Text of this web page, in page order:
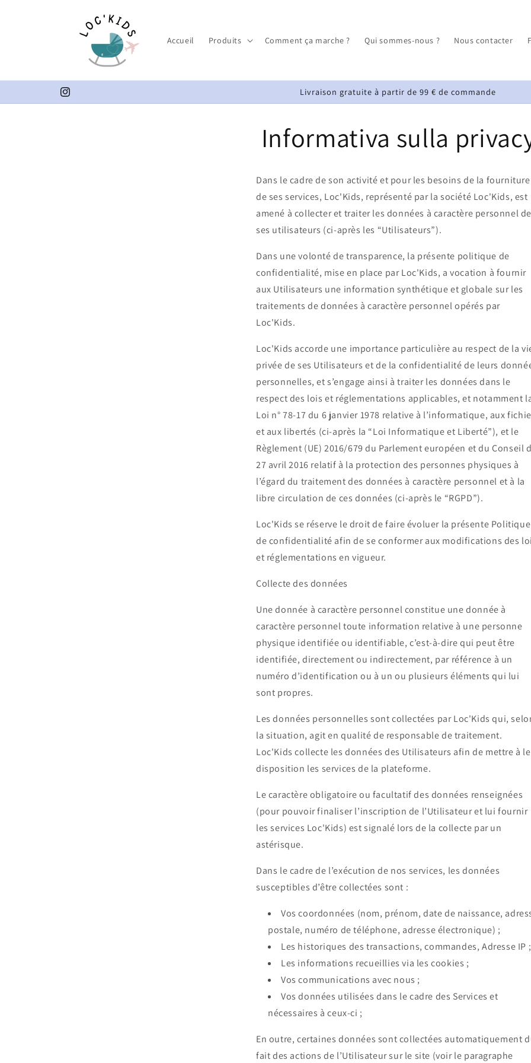
Accueil Produits Comment ça marche ? Qui sommes-nous ? Nous contacter
Instagram
Livraison gratuite à partir de 99 € de commande
Informativa sulla
Dans le cadre de son activité et pour les besoins de la fourniture
de ses services, Loc'Kids, représenté par la société Loc'Kids, est
amené à collecter et traiter les données à caractère personnel de
ses utilisateurs (ci-après les “Utilisateurs”).
Dans une volonté de transparence, la présente politique de
confidentialité, mise en place par Loc'Kids, a vocation à fournir
aux Utilisateurs une information synthétique et globale sur les
traitements de données à caractère personnel opérés par
Loc'Kids.
Loc'Kids accorde une importance particulière au respect de la
privée de ses Utilisateurs et de la confidentialité de leurs
personnelles, et s’engage ainsi à traiter les données dans le
respect des lois et réglementations applicables, et notamment
Loi n° 78-17 du 6 janvier 1978 relative à l’informatique, aux
et aux libertés (ci-après la “Loi Informatique et Liberté”), et le
Règlement (UE) 2016/679 du Parlement européen et du Conseil
27 avril 2016 relatif à la protection des personnes physiques à
l’égard du traitement des données à caractère personnel et à la
libre circulation de ces données (ci-après le “RGPD”).
Loc'Kids se réserve le droit de faire évoluer la présente Politique
de confidentialité afin de se conformer aux modifications des
et réglementations en vigueur.
Collecte des données
Une donnée à caractère personnel constitue une donnée à
caractère personnel toute information relative à une personne
physique identifiée ou identifiable, c’est-à-dire qui peut être
identifiée, directement ou indirectement, par référence à un
numéro d’identification ou à un ou plusieurs éléments qui lui
sont propres.
Les données personnelles sont collectées par Loc'Kids qui,
la situation, agit en qualité de responsable de traitement.
Loc'Kids collecte les données des Utilisateurs afin de mettre à
disposition les services de la plateforme.
Le caractère obligatoire ou facultatif des données renseignées
(pour pouvoir finaliser l’inscription de l’Utilisateur et lui fournir
les services Loc'Kids) est signalé lors de la collecte par un
astérisque.
Dans le cadre de l’exécution de nos services, les données
susceptibles d’être collectées sont :
Vos coordonnées (nom, prénom, date de naissance,
postale, numéro de téléphone, adresse électronique) ;
Les historiques des transactions, commandes, Adresse IP ;
Les informations recueillies via les cookies ;
Vos communications avec nous ;
Vos données utilisées dans le cadre des Services et
nécessaires à ceux-ci ;
En outre, certaines données sont collectées automatiquement
fait des actions de l’Utilisateur sur le site (voir le paragraphe